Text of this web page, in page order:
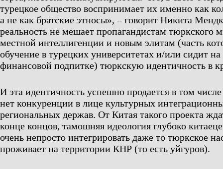
турецкое общество воспринимает их именно как
а не как братские этносы», – говорит Никита
реальность не мешает пропагандистам тюркского
местной интеллигенции и новым элитам (часть
обучение в турецких университетах и/или сидит на
финансовой подпитке) тюркскую идентичность в
И эта идентичность успешно продается в том
нет конкуренции в лице культурных
региональных держав. От Китая такого проекта
конце концов, тамошняя идеология глубоко
очень непросто интегрировать даже то тюркское
проживает на территории КНР (то есть уйгуров).